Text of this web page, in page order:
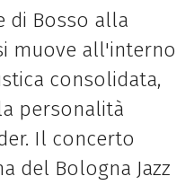
di Bosso alla
muove all'interno
consolidata,
personalità
Il concerto
del Bologna Jazz